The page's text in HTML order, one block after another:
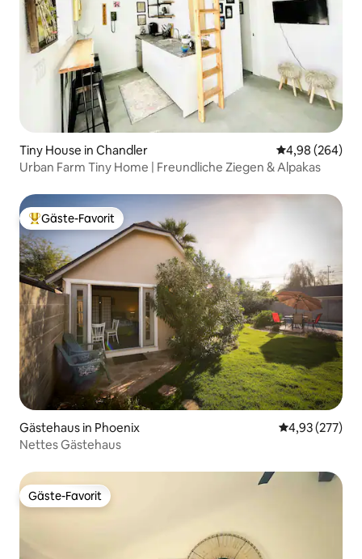
Tiny House in Chandler
4,98 (264)
Urban Farm Tiny Home | Freundliche Ziegen & Alpakas
Beliebter Gäste-Favorit.
Gäste-Favorit
Gästehaus in Phoenix
4,93 (277)
Nettes Gästehaus
Gäste-Favorit
Gäste-Favorit